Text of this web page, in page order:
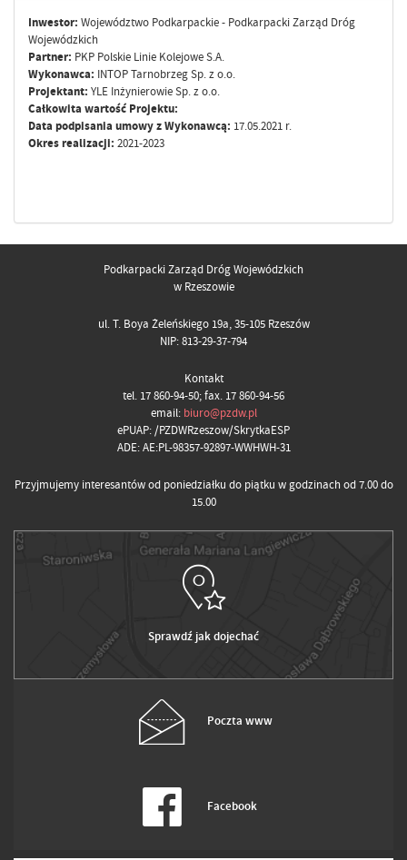
Inwestor: Województwo Podkarpackie - Podkarpacki Zarząd Dróg
Wojewódzkich
Partner: PKP Polskie Linie Kolejowe S.A.
Wykonawca: INTOP Tarnobrzeg Sp. z o.o.
Projektant: YLE Inżynierowie Sp. z o.o.
Całkowita wartość Projektu:
Data podpisania umowy z Wykonawcą: 17.05.2021 r.
Okres realizacji: 2021-2023
Podkarpacki Zarząd Dróg Wojewódzkich
w Rzeszowie
ul. T. Boya Żeleńskiego 19a, 35-105 Rzeszów
NIP: 813-29-37-794
Kontakt
tel. 17 860-94-50; fax. 17 860-94-56
email: biuro@pzdw.pl
ePUAP: /PZDWRzeszow/SkrytkaESP
ADE: AE:PL-98357-92897-WWHWH-31
Przyjmujemy interesantów od poniedziałku do piątku w godzinach od 7.00 do
15.00
Sprawdź jak dojechać
Poczta www
Facebook